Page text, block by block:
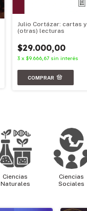
Julio Cortázar: cartas y
(otras) lecturas
$29.000,00
3 x $9.666,67 sin interés
Ciencias
Naturales
Ciencias
Sociales